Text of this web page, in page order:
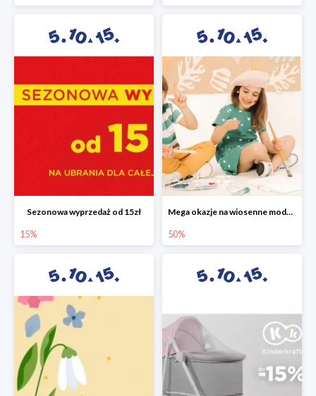
Sezonowa wyprzedaż od 15zł
15%
Mega okazje na wiosenne modele w 5.10.15 do -50%
50%